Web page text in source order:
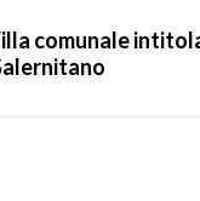
comunale